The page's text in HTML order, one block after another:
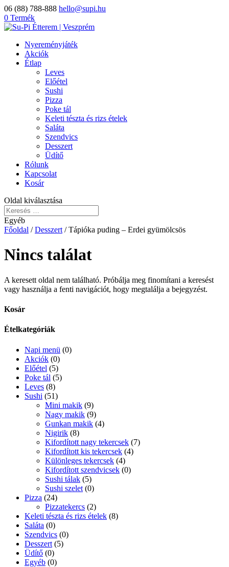
06 (88) 788-888 hello@supi.hu
0 Termék
Nyereményjáték
Akciók
Étlap
Leves
Előétel
Sushi
Pizza
Poke tál
Keleti tészta és rizs ételek
Saláta
Szendvics
Desszert
Üdítő
Rólunk
Kapcsolat
Kosár
Oldal kiválasztása
Egyéb
Főoldal /Desszert / Tápióka puding – Erdei gyümölcsös
Nincs találat
A keresett oldal nem található. Próbálja meg finomítani a keresést
vagy használja a fenti navigációt, hogy megtalálja a bejegyzést.
Kosár
Ételkategóriák
Napi menü (0)
Akciók (0)
Előétel (5)
Poke tál (5)
Leves (8)
Sushi (51)
Mini makik (9)
Nagy makik (9)
Gunkan makik (4)
Nigirik (8)
Kifordított nagy tekercsek (7)
Kifordított kis tekercsek (4)
Különleges tekercsek (4)
Kifordított szendvicsek (0)
Sushi tálak (5)
Sushi szelet (0)
Pizza (24)
Pizzatekercs (2)
Keleti tészta és rizs ételek (8)
Saláta (0)
Szendvics (0)
Desszert (5)
Üdítő (0)
Egyéb (0)